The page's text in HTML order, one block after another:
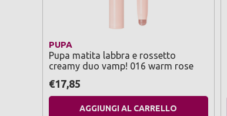
PUPA
Pupa matita labbra e rossetto
creamy duo vamp! 016 warm rose
€17,85
AGGIUNGI AL CARRELLO